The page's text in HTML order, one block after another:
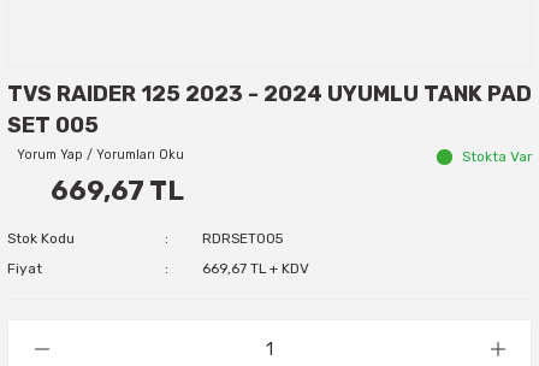
TVS RAIDER 125 2023 - 2024 UYUMLU TANK PAD
SET 005
Yorum Yap / Yorumları Oku Stokta Var
669,67 TL
Stok Kodu
RDRSET005
Fiyat
669,67 TL + KDV